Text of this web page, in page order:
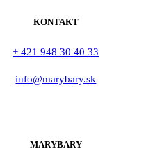
KONTAKT
+ 421 948 30 40 33
info@marybary.sk
MARYBARY